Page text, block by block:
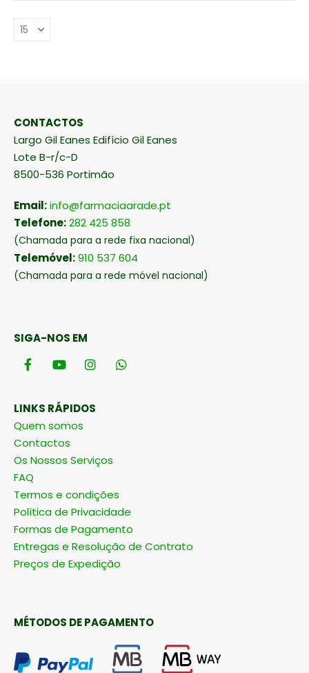
CONTACTOS
Largo Gil Eanes Edifício Gil Eanes
Lote B-r/c-D
8500-536 Portimão
Email:info@farmaciaarade.pt
Telefone:282 425 858
(Chamada para a rede fixa nacional)
Telemóvel:910 537 604
(Chamada para a rede móvel nacional)
SIGA-NOS EM
LINKS RÁPIDOS
Quem somos
Contactos
Os Nossos Serviços
FAQ
Termos e condições
Política de Privacidade
Formas de Pagamento
Entregas e Resolução de Contrato
Preços de Expedição
MÉTODOS DE PAGAMENTO